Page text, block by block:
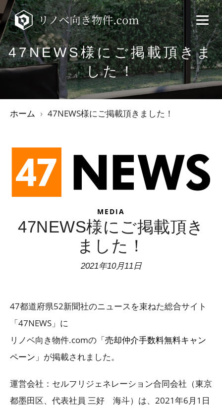
47NEWS様にご掲載頂きま
した！
ホーム 47NEWS様にご掲載頂きました！
MEDIA
47NEWS様にご掲載頂き
ました！
2021年10月11日
47都道府県52新聞社のニュースを束ねた総合サイト
「47NEWS」に
リノベ向き物件.comの「売却仲介手数料無料キャン
ペーン 」が掲載されました。
運営会社：セルフリジェネレーション合同会社（東京
都墨田区、代表社員 三好 海斗）は、2021年6月1日